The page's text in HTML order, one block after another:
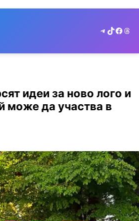
Telegram
TikTok
идеи за ново лого и
може да участва в